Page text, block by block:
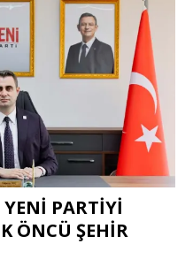
PARTİYİ
ÖNCÜ ŞEHİR